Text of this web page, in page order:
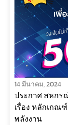
14 มีนาคม, 2024
ประกาศ สหกร
เรื่อง หลักเกณ
พลังงาน